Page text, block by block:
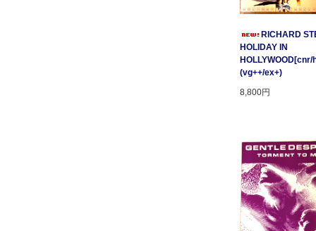
RICHARD
HOLIDAY IN
(vg++/ex+)
8,800円